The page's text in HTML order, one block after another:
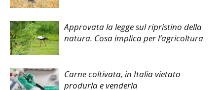
Approvata la legge sul ripristino della
natura. Cosa implica per l’agricoltura
Carne coltivata, in Italia vietato
produrla e venderla